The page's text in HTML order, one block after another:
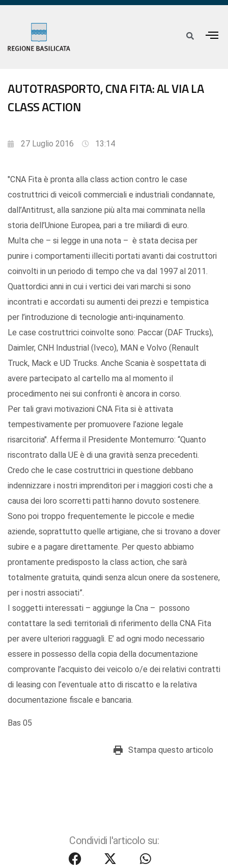
AUTOTRASPORTO, CNA FITA: AL VIA LA
CLASS ACTION
27 Luglio 2016 13:14
"CNA Fita è pronta alla class action contro le case
costruttrici di veicoli commerciali e industriali condannate,
dall’Antitrust, alla sanzione più alta mai comminata nella
storia dell’Unione Europea, pari a tre miliardi di euro.
Multa che – si legge in una nota – è stata decisa per
punire i comportamenti illeciti portati avanti dai costruttori
coinvolti in un periodo di tempo che va dal 1997 al 2011.
Quattordici anni in cui i vertici dei vari marchi si sono
incontrati e accordati su aumenti dei prezzi e tempistica
per l’introduzione di tecnologie anti-inquinamento.
Le case costruttrici coinvolte sono: Paccar (DAF Trucks),
Daimler, CNH Industrial (Iveco), MAN e Volvo (Renault
Truck, Mack e UD Trucks. Anche Scania è sospettata di
avere partecipato al cartello ma al momento il
procedimento nei sui confronti è ancora in corso.
Per tali gravi motivazioni CNA Fita si è attivata
tempestivamente per promuovere l’azione legale
risarcitoria". Afferma il Presidente Montemurro: “Quanto
riscontrato dalla UE è di una gravità senza precedenti.
Credo che le case costruttrici in questione debbano
indennizzare i nostri imprenditori per i maggiori costi che a
causa dei loro scorretti patti hanno dovuto sostenere.
Sono poi troppo frequentemente le piccole e medie
aziende, soprattutto quelle artigiane, che si trovano a dover
subire e a pagare direttamente. Per questo abbiamo
prontamente predisposto la class action, che sarà
totalmente gratuita, quindi senza alcun onere da sostenere,
per i nostri associati”.
I soggetti interessati – aggiunge la Cna – possono
contattare la sedi territoriali di riferimento della CNA Fita
per avere ulteriori ragguagli. E’ ad ogni modo necessario
essere in possesso della copia della documentazione
comprovante l’acquisto dei veicolo o/e dei relativi contratti
di leasing con l’eventuale atto di riscatto e la relativa
documentazione fiscale e bancaria.
Bas 05
Stampa questo articolo
Condividi l'articolo su: